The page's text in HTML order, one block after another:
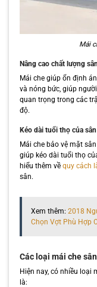
Mái
Nâng cao chất lượng
Mái che giúp ổn định
và nóng bức, giúp
quan trọng trong các
độ.
Kéo dài tuổi thọ của sân
Mái che bảo vệ mặt
giúp kéo dài tuổi thọ
hiểu thêm về quy cách
sân.
Xem thêm: 2018
Chọn Vợt Phù Hợp
Các loại mái che
Hiện nay, có nhiều loại
là: